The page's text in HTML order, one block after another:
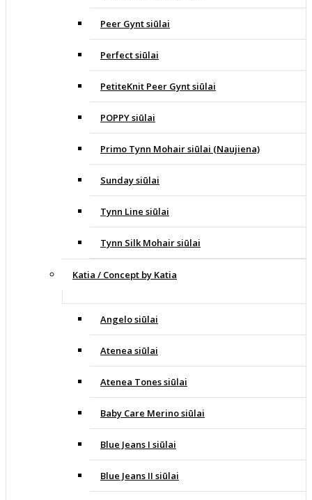
Peer Gynt siūlai
Perfect siūlai
PetiteKnit Peer Gynt siūlai
POPPY siūlai
Primo Tynn Mohair siūlai (Naujiena)
Sunday siūlai
Tynn Line siūlai
Tynn Silk Mohair siūlai
Katia / Concept by Katia
Angelo siūlai
Atenea siūlai
Atenea Tones siūlai
Baby Care Merino siūlai
Blue Jeans I siūlai
Blue Jeans II siūlai